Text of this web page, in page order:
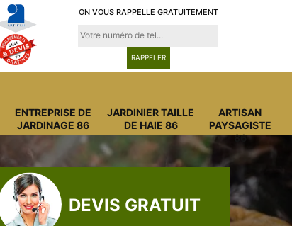
ON VOUS RAPPELLE GRATUITEMENT
ENTREPRISE DE
JARDINAGE 86
JARDINIER TAILLE
DE HAIE 86
ARTISAN
PAYSAGISTE
86
DEVIS GRATUIT